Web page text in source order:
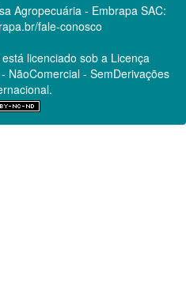
Agropecuária - Embrapa SAC:
fale-conosco
licenciado sob a Licença
NãoComercial - SemDerivações